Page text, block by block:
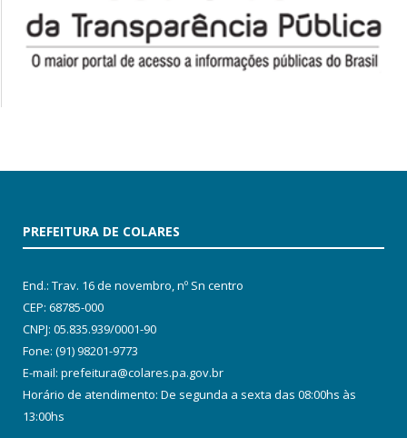
PREFEITURA DE COLARES
End.: Trav. 16 de novembro, nº Sn centro
CEP: 68785-000
CNPJ: 05.835.939/0001-90
Fone: (91) 98201-9773
E-mail: prefeitura@colares.pa.gov.br
Horário de atendimento: De segunda a sexta das 08:00hs às
13:00hs